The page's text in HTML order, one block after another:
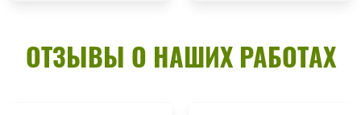
ОТЗЫВЫ О НАШИХ РАБОТАХ